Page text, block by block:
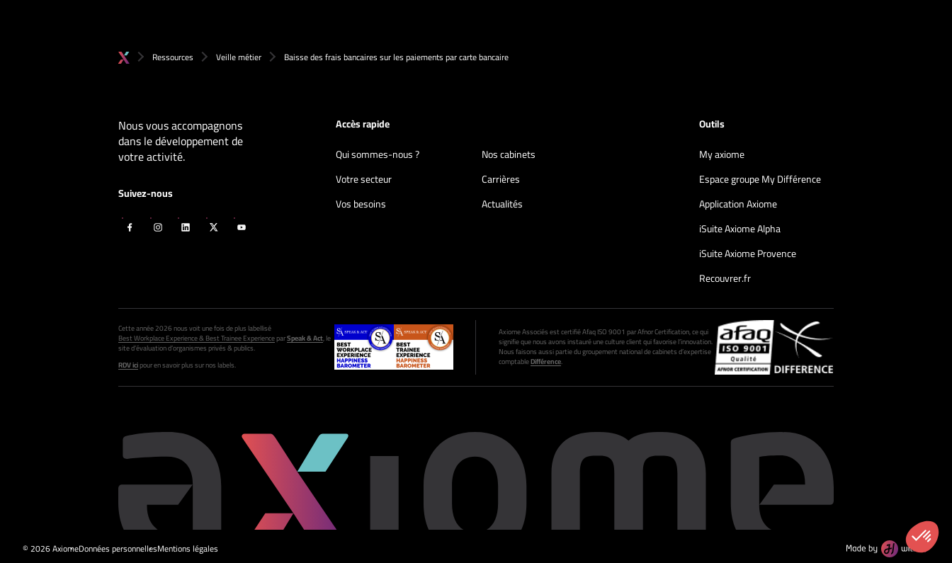
Ressources Veille métier Baisse des frais bancaires sur les paiements par carte bancaire
Nous vous accompagnons
dans le développement de
votre activité.
Suivez-nous
Accès rapide
Qui sommes-nous ?
Nos cabinets
Votre secteur
Carrières
Vos besoins
Actualités
Outils
My axiome
Espace groupe My Différence
Application Axiome
iSuite Axiome Alpha
iSuite Axiome Provence
Recouvrer.fr
Cette année 2026 nous voit une fois de plus labellisé
Best Workplace Experience & Best Trainee ExperienceparSpeak & Act, le
site d’évaluation d’organismes privés & publics.
RDV icipour en savoir plus sur nos labels.
Axiome Associés est certifié Afaq ISO 9001 par Afnor Certification, ce qui
signifie que nous avons instauré une culture client qui favorise l’innovation.
Nous faisons aussi partie du groupement national de cabinets d’expertise
comptableDifférence.
© 2026 AxiomeDonnées personnellesMentions légales